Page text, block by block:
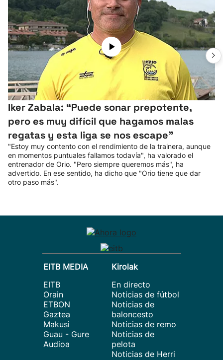
Iker Zabala: “Puede sonar prepotente,
pero es muy difícil que hagamos malas
regatas y esta liga se nos escape"
"Estoy muy contento con el rendimiento de la trainera, aunque
en momentos puntuales fallamos todavía", ha valorado el
entrenador de Orio. "Pero siempre queremos más", ha
advertido. En ese sentido, ha dicho que "Orio tiene que dar
otro paso más".
EITB MEDIA
EITB
Orain
ETBON
Gaztea
Makusi
Guau - Gure
Audioa
Kirolak
En directo
Noticias de fútbol
Noticias de
baloncesto
Noticias de remo
Noticias de
pelota
Noticias de Herri